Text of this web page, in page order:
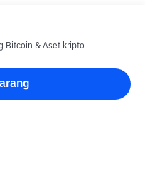
Bitcoin & Aset kripto